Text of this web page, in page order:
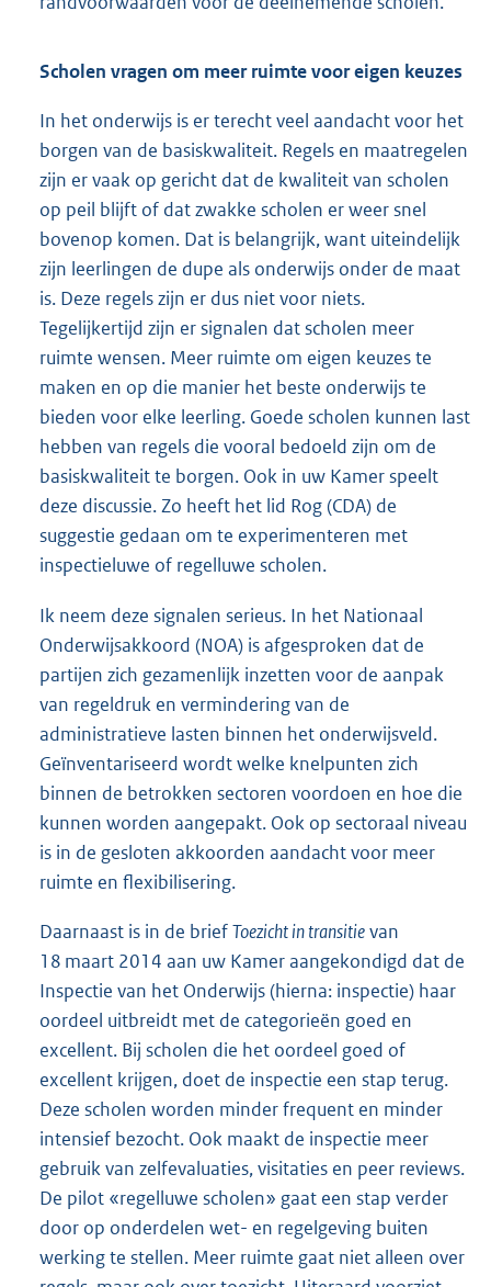
Scholen vragen om meer ruimte voor eigen keuzes
In het onderwijs is er terecht veel aandacht voor het
borgen van de basiskwaliteit. Regels en maatregelen
zijn er vaak op gericht dat de kwaliteit van scholen
op peil blijft of dat zwakke scholen er weer snel
bovenop komen. Dat is belangrijk, want uiteindelijk
zijn leerlingen de dupe als onderwijs onder de maat
is. Deze regels zijn er dus niet voor niets.
Tegelijkertijd zijn er signalen dat scholen meer
ruimte wensen. Meer ruimte om eigen keuzes te
maken en op die manier het beste onderwijs te
bieden voor elke leerling. Goede scholen kunnen last
hebben van regels die vooral bedoeld zijn om de
basiskwaliteit te borgen. Ook in uw Kamer speelt
deze discussie. Zo heeft het lid Rog (CDA) de
suggestie gedaan om te experimenteren met
inspectieluwe of regelluwe scholen.
Ik neem deze signalen serieus. In het Nationaal
Onderwijsakkoord (NOA) is afgesproken dat de
partijen zich gezamenlijk inzetten voor de aanpak
van regeldruk en vermindering van de
administratieve lasten binnen het onderwijsveld.
Geïnventariseerd wordt welke knelpunten zich
binnen de betrokken sectoren voordoen en hoe die
kunnen worden aangepakt. Ook op sectoraal niveau
is in de gesloten akkoorden aandacht voor meer
ruimte en flexibilisering.
Daarnaast is in de briefToezicht in transitievan
18 maart 2014 aan uw Kamer aangekondigd dat de
Inspectie van het Onderwijs (hierna: inspectie) haar
oordeel uitbreidt met de categorieën goed en
excellent. Bij scholen die het oordeel goed of
excellent krijgen, doet de inspectie een stap terug.
Deze scholen worden minder frequent en minder
intensief bezocht. Ook maakt de inspectie meer
gebruik van zelfevaluaties, visitaties en peer reviews.
De pilot «regelluwe scholen» gaat een stap verder
door op onderdelen wet- en regelgeving buiten
werking te stellen. Meer ruimte gaat niet alleen over